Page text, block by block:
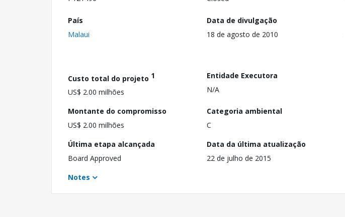
País
Malaui
Data de divulgação
18 de agosto de 2010
Custo total do projeto 1
US$ 2.00 milhões
Entidade Executora
N/A
Montante do compromisso
US$ 2.00 milhões
Categoria ambiental
C
Última etapa alcançada
Board Approved
Data da última atualização
22 de julho de 2015
Notes